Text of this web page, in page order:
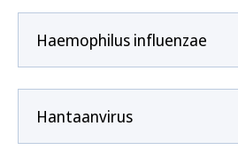
Haemophilus influenzae
Hantaanvirus